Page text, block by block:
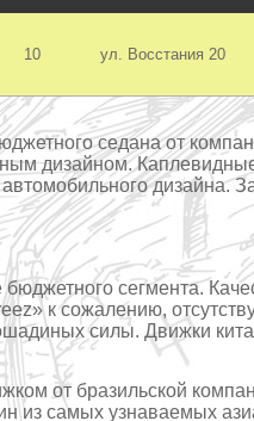
10 ул. Восстания 20
седана от
дизайном.
дизайна.
сегмента.
к сожалению,
силы. Движки
от бразильской
из самых узнаваемых